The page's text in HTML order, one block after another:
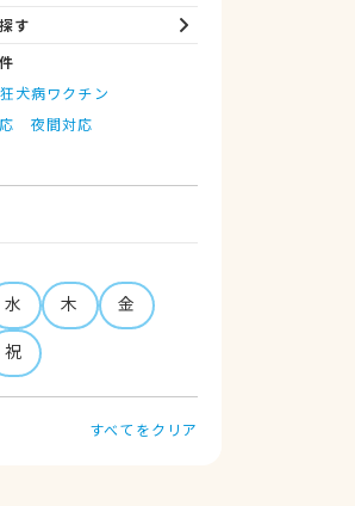
す
狂犬病ワクチン
夜間対応
水 木
金
祝
すべてをクリア